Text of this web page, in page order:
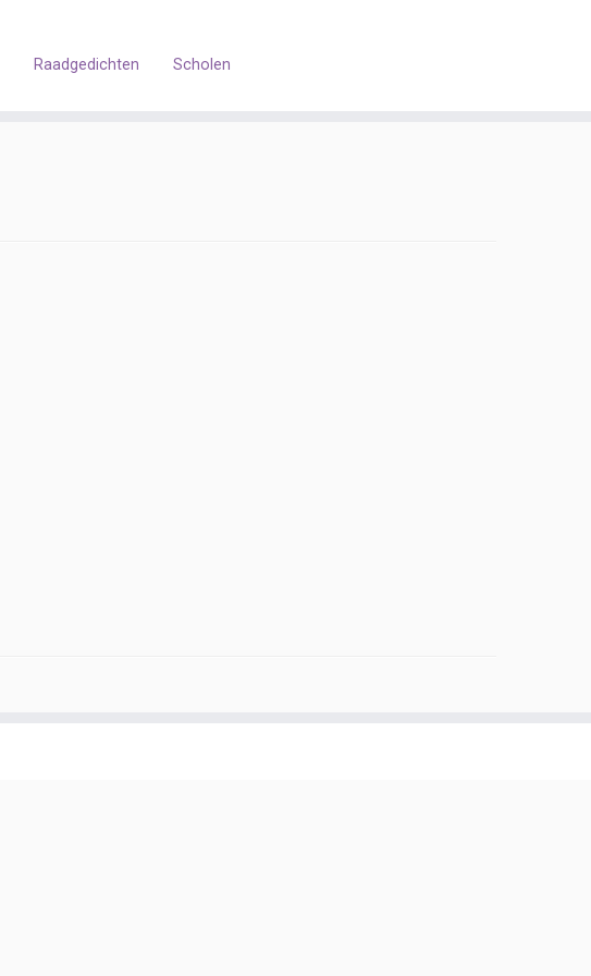
Raadgedichten Scholen